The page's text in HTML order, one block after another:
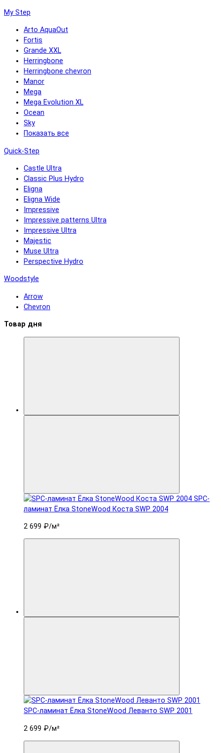
My Step
Arto AquaOut
Fortis
Grande XXL
Herringbone
Herringbone chevron
Manor
Mega
Mega Evolution XL
Ocean
Sky
Показать все
Quick-Step
Castle Ultra
Classic Plus Hydro
Eligna
Eligna Wide
Impressive
Impressive patterns Ultra
Impressive Ultra
Majestic
Muse Ultra
Perspective Hydro
Woodstyle
Arrow
Chevron
Товар дня
SPC-
ламинат Ëлка StoneWood Коста SWP 2004
2 699 ₽/м²
SPC-ламинат Ëлка StoneWood Леванто SWP 2001
2 699 ₽/м²